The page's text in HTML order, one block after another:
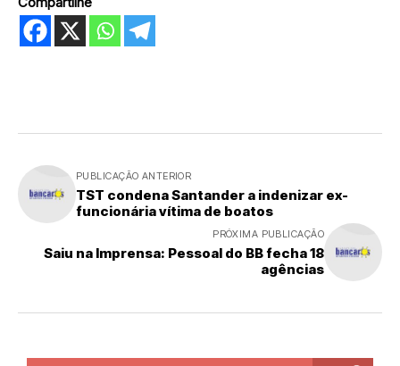
PUBLICAÇÃO ANTERIOR
TST condena Santander a indenizar ex-
funcionária vítima de boatos
PRÓXIMA PUBLICAÇÃO
Saiu na Imprensa: Pessoal do BB fecha 18
agências